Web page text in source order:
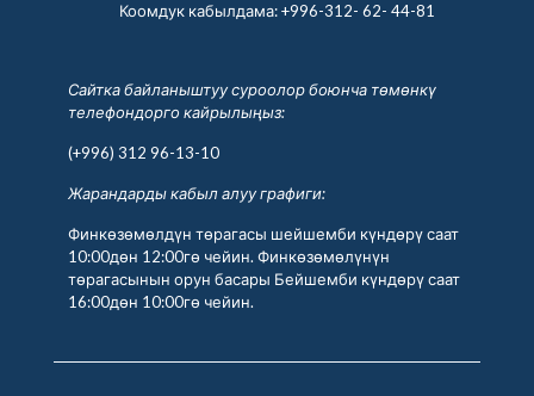
Коомдук кабылдама:+996-312- 62- 44-81
Сайтка байланыштуу суроолор боюнча төмөнкү
телефондорго кайрылыңыз:
(+996) 312 96-13-10
Жарандарды кабыл алуу графиги:
Финкөзөмөлдүн төрагасы шейшемби күндөрү саат
10:00дөн 12:00гө чейин. Финкөзөмөлүнүн
төрагасынын орун басары Бейшемби күндөрү саат
16:00дөн 10:00гө чейин.